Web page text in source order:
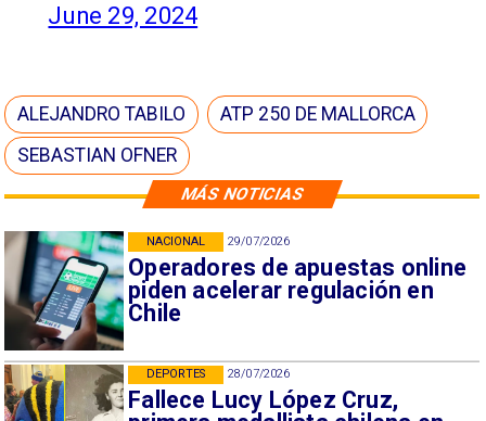
MÁS NOTICIAS
29/07/2026
Operadores de apuestas online
piden acelerar regulación en
Chile
NACIONAL
28/07/2026
Fallece Lucy López Cruz,
DEPORTES
June 29, 2024
ALEJANDRO TABILO
ATP 250 DE MALLORCA
SEBASTIAN OFNER